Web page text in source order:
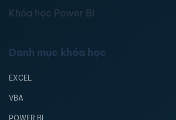
Khóa học Power BI
Danh mục khóa học
EXCEL
VBA
POWER BI